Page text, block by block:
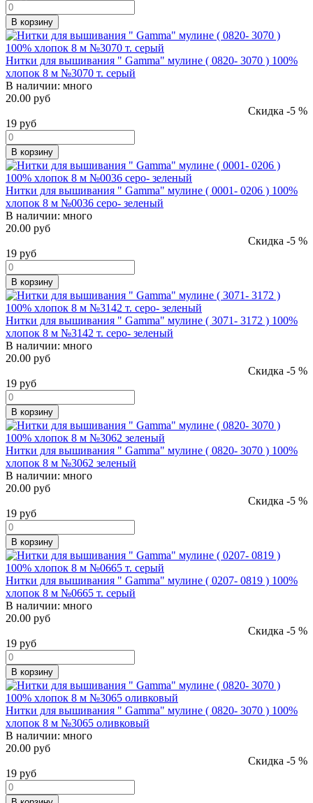
В корзину
Нитки для вышивания " Gamma" мулине ( 0820- 3070 ) 100%
хлопок 8 м №3070 т. серый
В наличии: много
20.00 руб
Скидка -5 %
19 руб
В корзину
Нитки для вышивания " Gamma" мулине ( 0001- 0206 ) 100%
хлопок 8 м №0036 серо- зеленый
В наличии: много
20.00 руб
Скидка -5 %
19 руб
В корзину
Нитки для вышивания " Gamma" мулине ( 3071- 3172 ) 100%
хлопок 8 м №3142 т. серо- зеленый
В наличии: много
20.00 руб
Скидка -5 %
19 руб
В корзину
Нитки для вышивания " Gamma" мулине ( 0820- 3070 ) 100%
хлопок 8 м №3062 зеленый
В наличии: много
20.00 руб
Скидка -5 %
19 руб
В корзину
Нитки для вышивания " Gamma" мулине ( 0207- 0819 ) 100%
хлопок 8 м №0665 т. серый
В наличии: много
20.00 руб
Скидка -5 %
19 руб
В корзину
Нитки для вышивания " Gamma" мулине ( 0820- 3070 ) 100%
хлопок 8 м №3065 оливковый
В наличии: много
20.00 руб
Скидка -5 %
19 руб